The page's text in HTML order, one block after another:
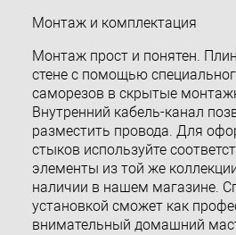
Монтаж и комплектация
Монтаж прост и понятен.
стене с помощью
саморезов в скрытые
Внутренний кабель-канал
разместить провода. Для
стыков используйте
элементы из той же
наличии в нашем магазине.
установкой сможет как
внимательный домашний